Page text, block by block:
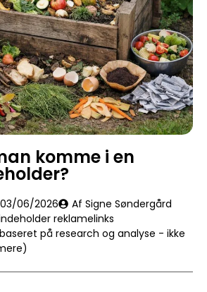
komme i en
03/06/2026
Af Signe Søndergård
reklamelinks
på research og analyse - ikke